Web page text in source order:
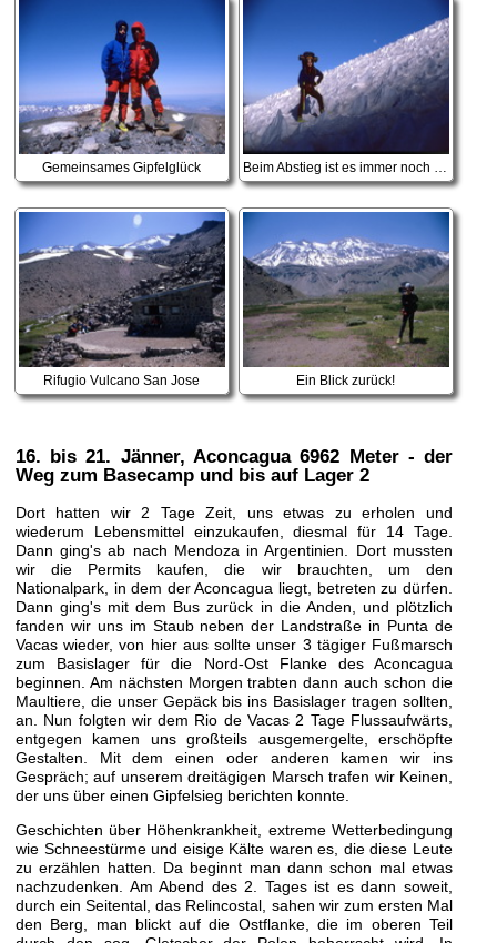
Gemeinsames Gipfelglück
Rifugio Vulcano San Jose Ein Blick zurück!
16. bis 21. Jänner, Aconcagua 6962 Meter - der
Weg zum Basecamp und bis auf Lager 2
Dort hatten wir 2 Tage Zeit, uns etwas zu erholen und
wiederum Lebensmittel einzukaufen, diesmal für 14 Tage.
Dann ging's ab nach Mendoza in Argentinien. Dort mussten
wir die Permits kaufen, die wir brauchten, um den
Nationalpark, in dem der Aconcagua liegt, betreten zu dürfen.
Dann ging's mit dem Bus zurück in die Anden, und plötzlich
fanden wir uns im Staub neben der Landstraße in Punta de
Vacas wieder, von hier aus sollte unser 3 tägiger Fußmarsch
zum Basislager für die Nord-Ost Flanke des Aconcagua
beginnen. Am nächsten Morgen trabten dann auch schon die
Maultiere, die unser Gepäck bis ins Basislager tragen sollten,
an. Nun folgten wir dem Rio de Vacas 2 Tage Flussaufwärts,
entgegen kamen uns großteils ausgemergelte, erschöpfte
Gestalten. Mit dem einen oder anderen kamen wir ins
Gespräch; auf unserem dreitägigen Marsch trafen wir Keinen,
der uns über einen Gipfelsieg berichten konnte.
Geschichten über Höhenkrankheit, extreme Wetterbedingung
wie Schneestürme und eisige Kälte waren es, die diese Leute
zu erzählen hatten. Da beginnt man dann schon mal etwas
nachzudenken. Am Abend des 2. Tages ist es dann soweit,
durch ein Seitental, das Relincostal, sahen wir zum ersten Mal
den Berg, man blickt auf die Ostflanke, die im oberen Teil